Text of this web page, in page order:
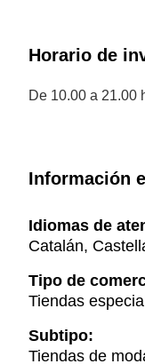
Horario de
De 10.00 a 21.00
Información
Idiomas de
Catalán,
Tipo de
Tiendas
Subtipo:
Tiendas de